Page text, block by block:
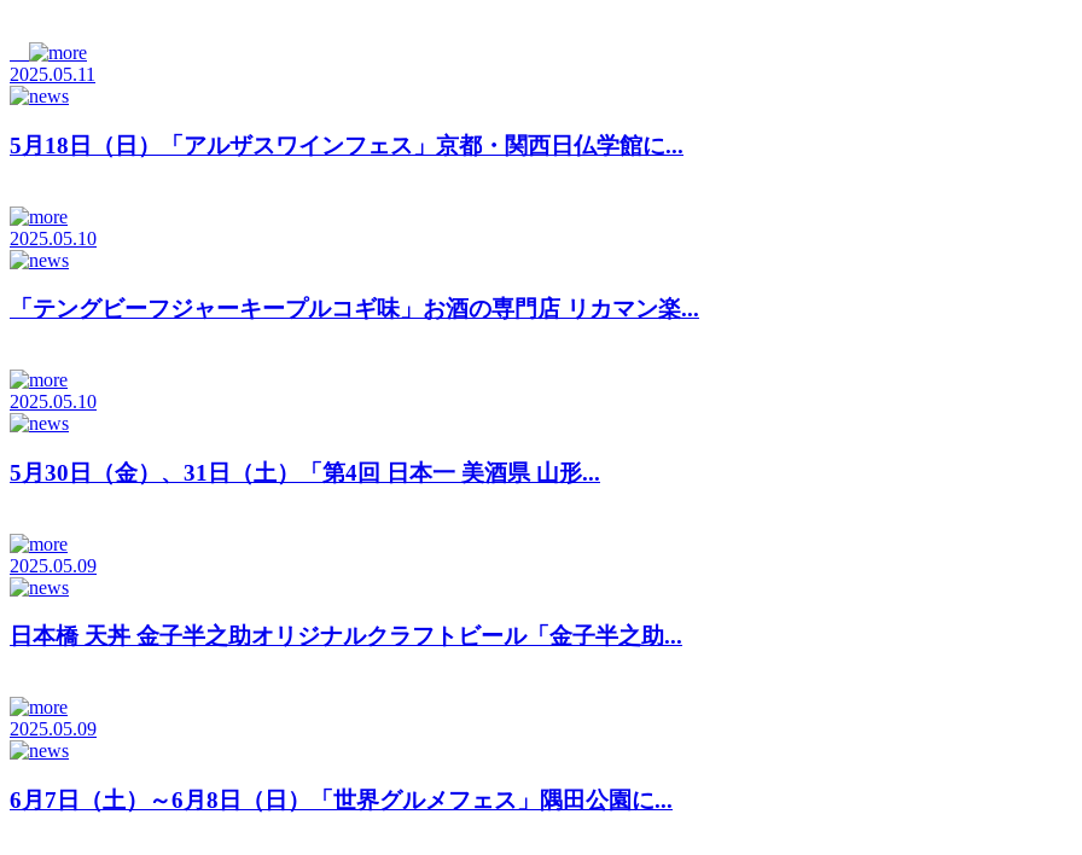
2025.05.11
5月18日（日）「アルザスワインフェス」京都・関西日仏学館に...
2025.05.10
「テングビーフジャーキープルコギ味」お酒の専門店 リカマン楽...
2025.05.10
5月30日（金）、31日（土）「第4回 日本一 美酒県 山形...
2025.05.09
日本橋 天丼 金子半之助オリジナルクラフトビール「金子半之助...
2025.05.09
6月7日（土）～6月8日（日）「世界グルメフェス」隅田公園に...